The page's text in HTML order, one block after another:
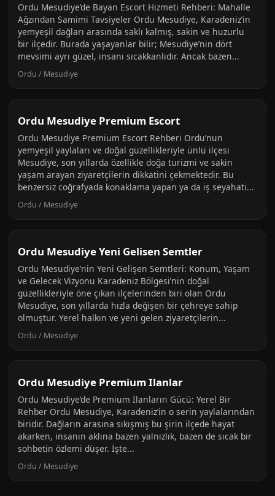
Ordu Mesudiye’de Bayan Escort Hizmeti Rehberi: Mahalle
Ağzından Samimi Tavsiyeler Ordu Mesudiye, Karadeniz’in
yemyeşil dağları arasında saklı kalmış, sakin ve huzurlu
bir ilçedir. Burada yaşayanlar bilir; Mesudiye’nin dört
mevsimi ayrı güzel, insanı sıcakkanlıdır. Ancak bazen...
Ordu / Mesudiye
Ordu Mesudiye Premium Escort
Ordu Mesudiye Premium Escort Rehberi Ordu’nun
yemyeşil yaylaları ve doğal güzellikleriyle ünlü ilçesi
Mesudiye, son yıllarda özellikle doğa turizmi ve sakin
yaşam arayan ziyaretçilerin dikkatini çekmektedir. Bu
benzersiz coğrafyada konaklama yapan ya da iş seyahati...
Ordu / Mesudiye
Ordu Mesudiye Yeni Gelisen Semtler
Ordu Mesudiye’nin Yeni Gelişen Semtleri: Konum, Yaşam
ve Gelecek Vizyonu Karadeniz Bölgesi’nin doğal
güzellikleriyle öne çıkan ilçelerinden biri olan Ordu
Mesudiye, son yıllarda hızla değişen bir çehreye sahip
olmuştur. Yerel halkın ve yeni gelen ziyaretçilerin...
Ordu / Mesudiye
Ordu Mesudiye Premium Ilanlar
Ordu Mesudiye’de Premium İlanların Gücü: Yerel Bir
Rehber Ordu Mesudiye, Karadeniz’in o serin yaylalarından
biridir. Dağların arasına sıkışmış bu şirin ilçede hayat
akarken, insanın aklına bazen yalnızlık, bazen de sıcak bir
sohbetin özlemi düşer. İşte...
Ordu / Mesudiye